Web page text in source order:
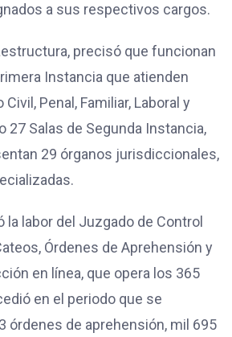
a sus respectivos cargos.
precisó que funcionan
Instancia que atienden
Penal, Familiar, Laboral y
27 Salas de Segunda Instancia,
29 órganos jurisdiccionales,
labor del Juzgado de Control
Órdenes de Aprehensión y
en línea, que opera los 365
en el periodo que se
órdenes de aprehensión, mil 695